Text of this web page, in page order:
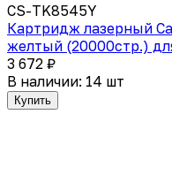
CS-TK8545Y
Картридж лазерный
желтый (20000стр.)
3 672 ₽
В наличии: 14 шт
Купить